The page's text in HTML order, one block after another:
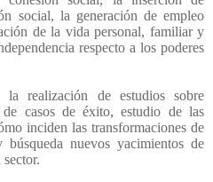
social, la generación de empleo
de la vida personal, familiar y
respecto a los poderes
la realización de estudios sobre
de casos de éxito, estudio de las
inciden las transformaciones de
nuevos yacimientos de